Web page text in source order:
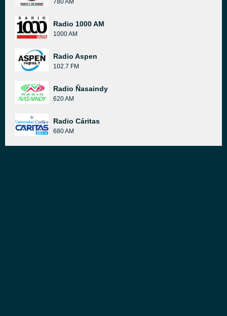
780 AM
Radio 1000 AM
1000 AM
Radio Aspen
102.7 FM
Radio Ñasaindy
620 AM
Radio Cáritas
680 AM